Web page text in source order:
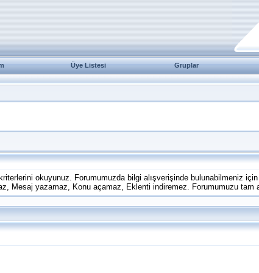
Üye Listesi Gruplar
kriterlerini okuyunuz. Forumumuzda bilgi alışverişinde bulunabilmeniz
Mesaj yazamaz, Konu açamaz, Eklenti indiremez. Forumumuzu tam